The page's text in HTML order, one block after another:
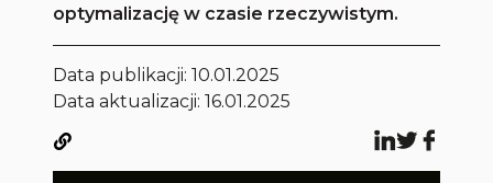
optymalizację w czasie rzeczywistym.
Data publikacji:10.01.2025
Data aktualizacji: 16.01.2025